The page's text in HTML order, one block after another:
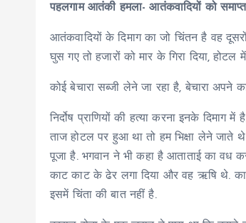
पहलगाम आतंकी हमला- आतंकवादियों को समाप्त
आतंकवादियों के दिमाग का जो चिंतन है वह
घुस गए तो हजारों को मार के गिरा दिया, होटल
कोई बेचारा सब्जी लेने जा रहा है, बेचारा अपने
निर्दोष प्राणियों की हत्या करना इनके
ताज होटल पर हुआ था तो हम भिक्षा लेने जाते थे
पूजा है. भगवान ने भी कहा है आताताई का वध
काट काट के ढेर लगा दिया और वह ऋषि थे. काट
इसमें चिंता की बात नहीं है.